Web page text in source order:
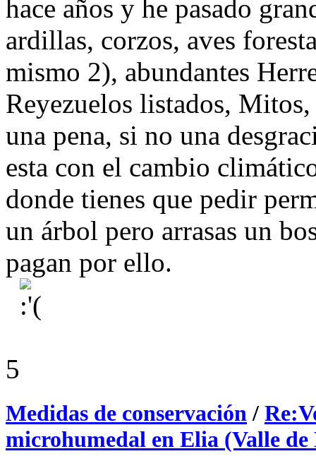
hace años y he pasado
ardillas, corzos, aves
mismo 2), abundantes
Reyezuelos listados,
una pena, si no una
esta con el cambio
donde tienes que pedir
un árbol pero arrasas un
pagan por ello.
5
Medidas de conservación /
microhumedal en Elia (Valle de